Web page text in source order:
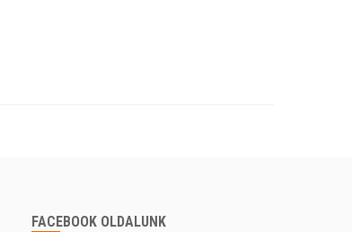
FACEBOOK OLDALUNK